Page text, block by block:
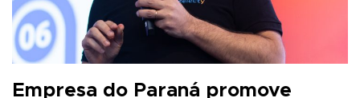
Empresa do Paraná promove